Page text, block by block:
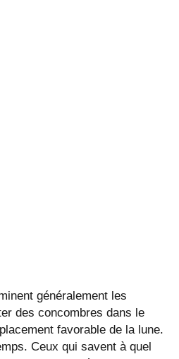
généralement les
des concombres dans le
favorable de la lune.
Ceux qui savent à quel